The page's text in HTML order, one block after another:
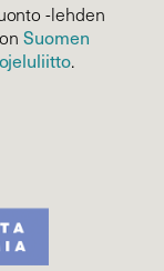
-lehden
Suomen
.